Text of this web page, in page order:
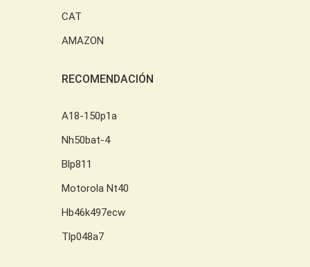
CAT
AMAZON
RECOMENDACIÓN
A18-150p1a
Nh50bat-4
Blp811
Motorola Nt40
Hb46k497ecw
Tlp048a7